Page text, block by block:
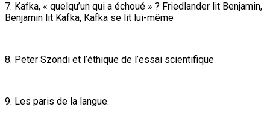
7. Kafka, « quelqu’un qui a échoué » ? Friedlander lit Benjamin,
Benjamin lit Kafka, Kafka se lit lui-même
8. Peter Szondi et l’éthique de l’essai scientifique
9. Les paris de la langue.